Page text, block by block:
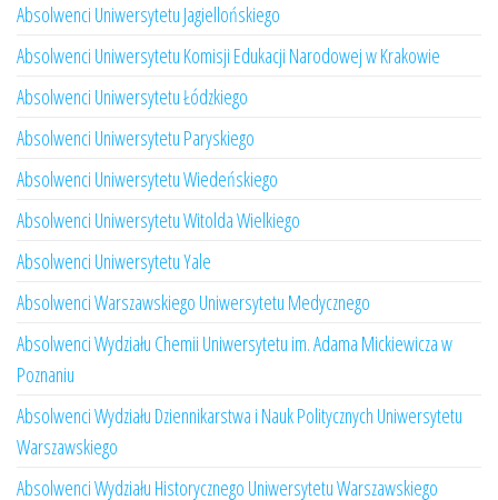
Absolwenci Uniwersytetu Jagiellońskiego
Absolwenci Uniwersytetu Komisji Edukacji Narodowej w Krakowie
Absolwenci Uniwersytetu Łódzkiego
Absolwenci Uniwersytetu Paryskiego
Absolwenci Uniwersytetu Wiedeńskiego
Absolwenci Uniwersytetu Witolda Wielkiego
Absolwenci Uniwersytetu Yale
Absolwenci Warszawskiego Uniwersytetu Medycznego
Absolwenci Wydziału Chemii Uniwersytetu im. Adama Mickiewicza w
Poznaniu
Absolwenci Wydziału Dziennikarstwa i Nauk Politycznych Uniwersytetu
Warszawskiego
Absolwenci Wydziału Historycznego Uniwersytetu Warszawskiego